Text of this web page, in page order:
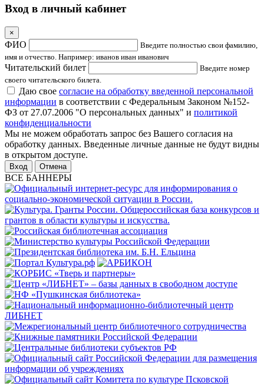
Вход в личный кабинет
×
ФИО
Введите полностью свои фамилию,
имя и отчество. Например: иванов иван иванович
Читательский билет
Введите номер
своего читательского билета.
Даю свое согласие на обработку введенной персональной
информации в соответствии с Федеральным Законом №152-
ФЗ от 27.07.2006 "О персональных данных" и политикой
конфиденциальности
Мы не можем обработать запрос без Вашего согласия на
обработку данных. Введенные личные данные не будут видны
в открытом доступе.
Отмена
ВСЕ БАННЕРЫ